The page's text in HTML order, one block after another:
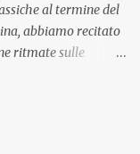
al termine del
abbiamo recitato
ritmate sulle